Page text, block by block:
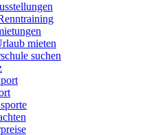
mieten
suchen